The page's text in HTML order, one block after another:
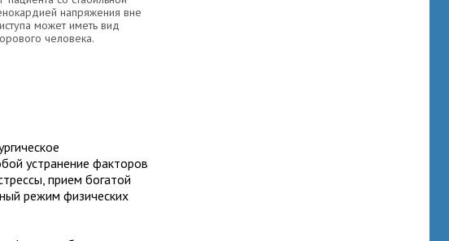
напряжения вне
может иметь вид
человека.
устранение факторов
прием богатой
режим физических